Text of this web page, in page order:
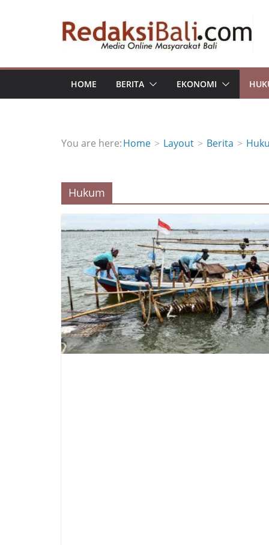
HOME BERITA EKONOMI
You are here:Home Layout Berita
Hukum